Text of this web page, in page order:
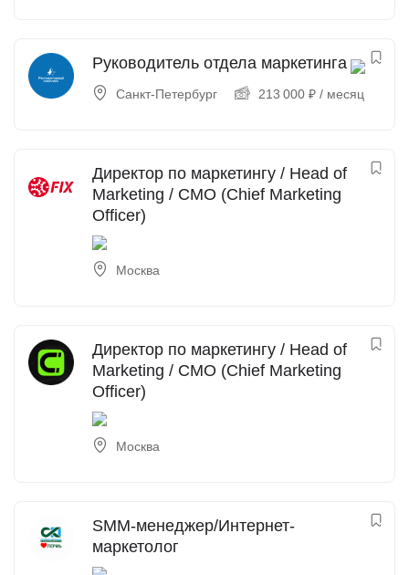
Руководитель отдела маркетинга
Санкт-Петербург 213 000 ₽ / месяц
Директор по маркетингу / Head of
Marketing / CMO (Chief Marketing
Officer)
Москва
Директор по маркетингу / Head of
Marketing / CMO (Chief Marketing
Officer)
Москва
SMM-менеджер/Интернет-
маркетолог